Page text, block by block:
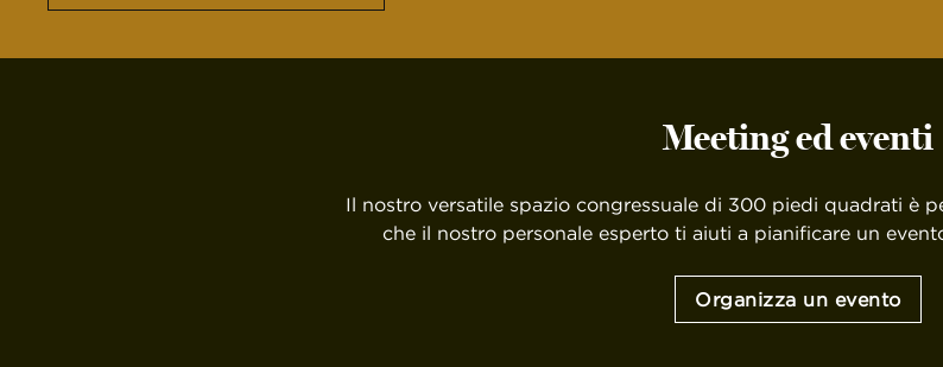
Meeting ed eventi
Il nostro versatile spazio congressuale di 300 piedi quadrati è
che il nostro personale esperto ti aiuti a pianificare un
Organizza un evento